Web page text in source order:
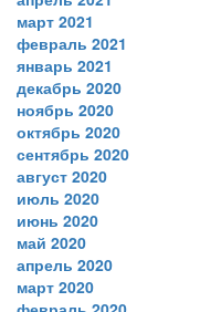
март 2021
февраль 2021
январь 2021
декабрь 2020
ноябрь 2020
октябрь 2020
сентябрь 2020
август 2020
июль 2020
июнь 2020
май 2020
апрель 2020
март 2020